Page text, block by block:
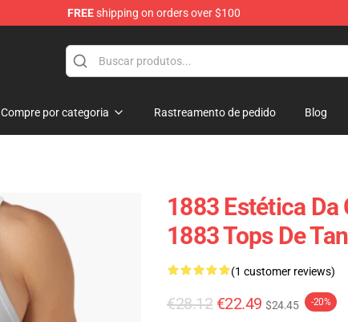
FREEshipping on orders over $100
Compre por categoria Rastreamento de pedido Blog
1883 Estética Da
1883 Tops De
(1 customer reviews)
€28.12 €22.49 $24.45 -20%